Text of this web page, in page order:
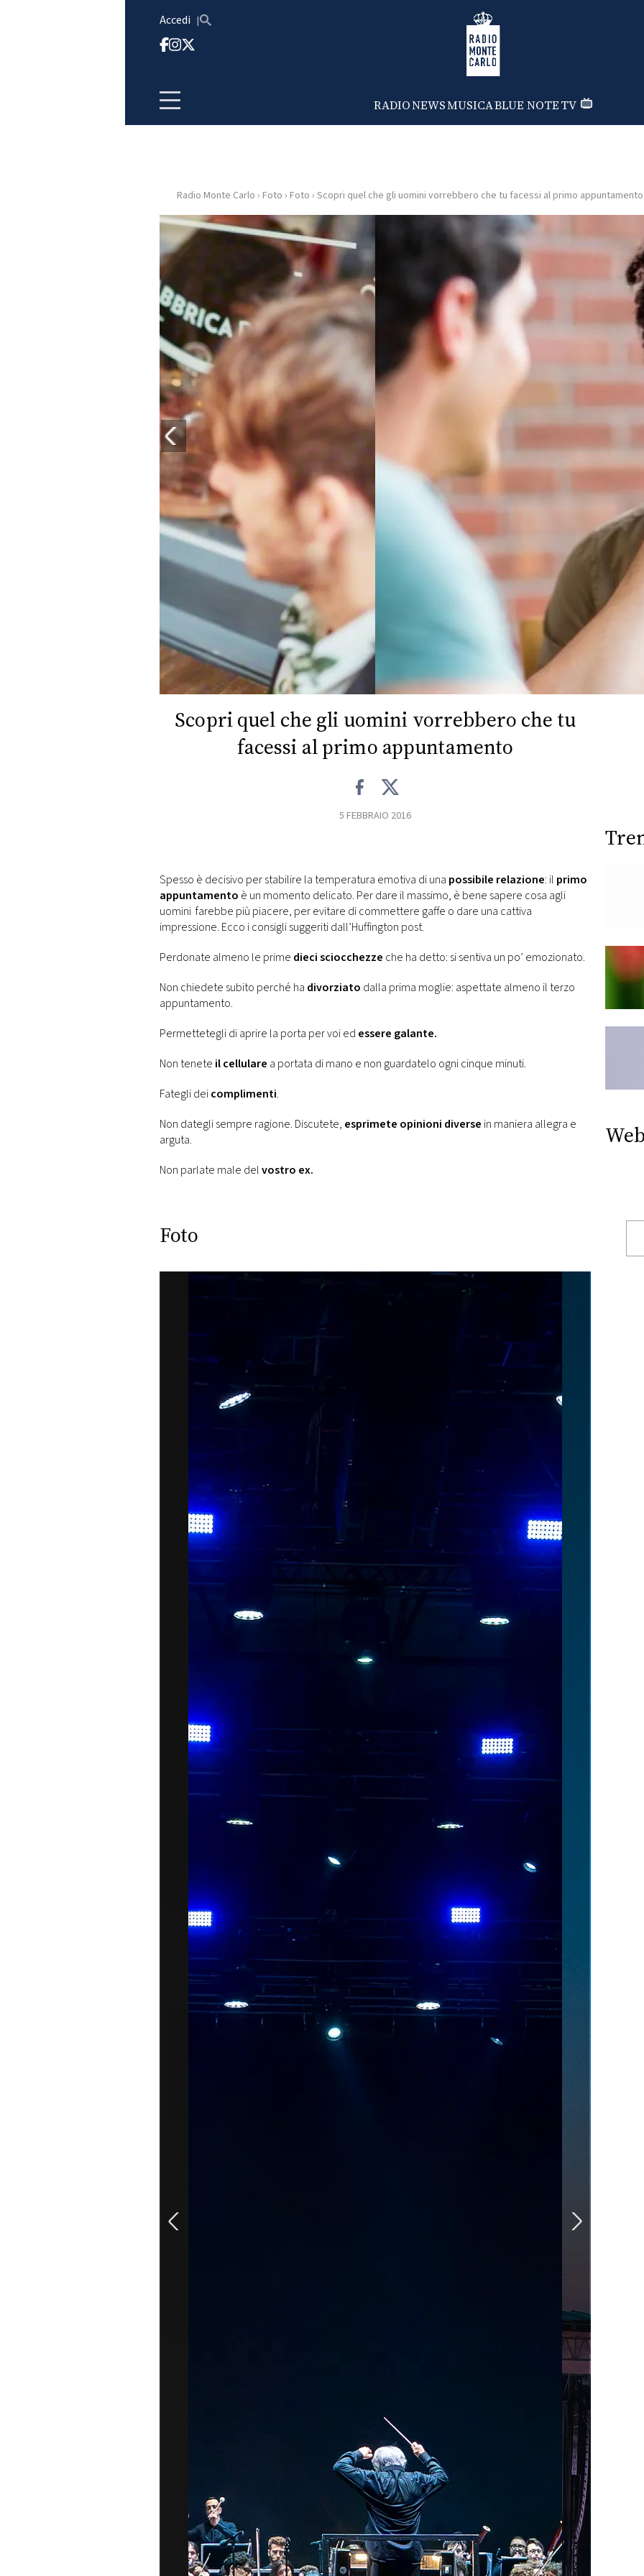
Accedi Radio Monte Carlo
RADIONEWSMUSICABLUE NOTETV
HOME
RADIO
WEB
RADIO
PLAYLIST
NEWS
FOTO
CONCORSI
EVENTI
VIDEO
TV
PRINCIPATO
DI
MONACO
RMC
CONSIGLIA
Radio Monte Carlo › Foto › Foto › Scopri quel che gli uomini vorrebbero che tu facessi al primo appuntamento
Scopri quel che gli uomini vorrebbero che tu
facessi al primo appuntamento
5 FEBBRAIO 2016
Spesso è decisivo per stabilire la temperatura emotiva di una possibile relazione: il primo
appuntamento è un momento delicato. Per dare il massimo, è bene sapere cosa agli
uomini farebbe più piacere, per evitare di commettere gaffe o dare una cattiva
impressione. Ecco i consigli suggeriti dall’Huffington post.
Perdonate almeno le prime dieci sciocchezze che ha detto: si sentiva un po’ emozionato.
Non chiedete subito perché ha divorziato dalla prima moglie: aspettate almeno il terzo
appuntamento.
Permettetegli di aprire la porta per voi ed essere galante.
Non tenete il cellulare a portata di mano e non guardatelo ogni cinque minuti.
Fategli deicomplimenti.
Non dategli sempre ragione. Discutete, esprimete opinioni diverse in maniera allegra e
arguta.
Non parlate male delvostro ex.
Foto